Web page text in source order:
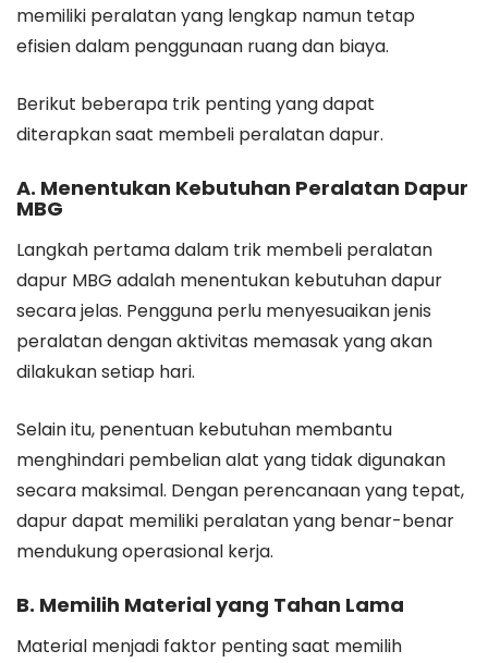
memiliki peralatan yang lengkap namun tetap
efisien dalam penggunaan ruang dan biaya.
Berikut beberapa trik penting yang dapat
diterapkan saat membeli peralatan dapur.
A. Menentukan Kebutuhan Peralatan Dapur
MBG
Langkah pertama dalam trik membeli peralatan
dapur MBG adalah menentukan kebutuhan dapur
secara jelas. Pengguna perlu menyesuaikan jenis
peralatan dengan aktivitas memasak yang akan
dilakukan setiap hari.
Selain itu, penentuan kebutuhan membantu
menghindari pembelian alat yang tidak digunakan
secara maksimal. Dengan perencanaan yang tepat,
dapur dapat memiliki peralatan yang benar-benar
mendukung operasional kerja.
B. Memilih Material yang Tahan Lama
Material menjadi faktor penting saat memilih